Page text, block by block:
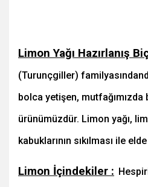
Limon Yağı Hazırlanış
(Turunçgiller)
bolca yetişen, mutfağımızda
ürünümüzdür. Limon yağı,
kabuklarının sıkılması ile
Limon İçindekiler :